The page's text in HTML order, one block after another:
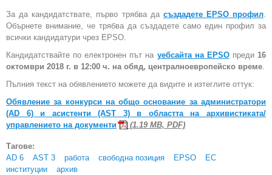
За да кандидатствате, първо трябва да създадете EPSO профил
Обърнете внимание, че трябва да създадете само един профил за
всички кандидатури чрез EPSO.
Кандидатствайте по електронен път на уебсайта на EPSOпреди 16
октомври 2018 г. в 12:00 ч. на обяд, централноевропейско време
Пълния текст на обявлението можете да видите и изтеглите оттук:
Обявление за конкурси на общо основание за администратори
(AD 6) и асистенти (AST 3) в областта на архивистикатa/
управлениетo на документи
(1.19 MB, PDF)
Тагове:
AD 6
AST 3 работа свободна позиция EPSO
ЕС
институции
архив